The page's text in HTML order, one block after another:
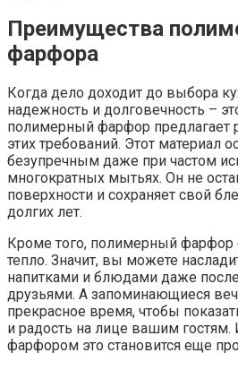
Преимущества
фарфора
Когда дело доходит до выбора
надежность и долговечность –
полимерный фарфор предлагает
этих требований. Этот материал
безупречным даже при частом
многократных мытьях. Он не
поверхности и сохраняет свой
долгих лет.
Кроме того, полимерный фарфор
тепло. Значит, вы можете
напитками и блюдами даже
друзьями. А запоминающиеся
прекрасное время, чтобы
и радость на лице вашим
фарфором это становится еще